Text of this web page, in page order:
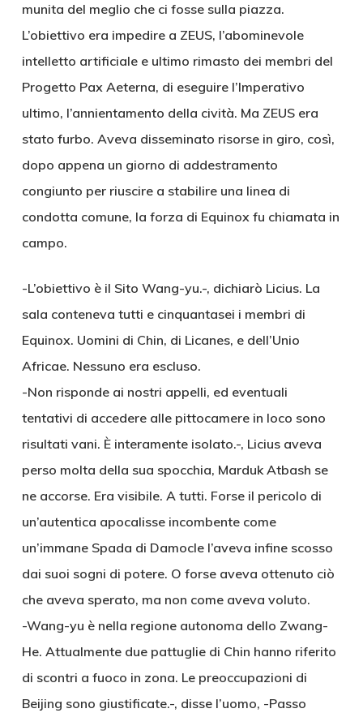
munita del meglio che ci fosse sulla piazza.
L’obiettivo era impedire a ZEUS, l’abominevole
intelletto artificiale e ultimo rimasto dei membri del
Progetto Pax Aeterna, di eseguire l’Imperativo
ultimo, l’annientamento della cività. Ma ZEUS era
stato furbo. Aveva disseminato risorse in giro, così,
dopo appena un giorno di addestramento
congiunto per riuscire a stabilire una linea di
condotta comune, la forza di Equinox fu chiamata in
campo.
-L’obiettivo è il Sito Wang-yu.-, dichiarò Licius. La
sala conteneva tutti e cinquantasei i membri di
Equinox. Uomini di Chin, di Licanes, e dell’Unio
Africae. Nessuno era escluso.
-Non risponde ai nostri appelli, ed eventuali
tentativi di accedere alle pittocamere in loco sono
risultati vani. È interamente isolato.-, Licius aveva
perso molta della sua spocchia, Marduk Atbash se
ne accorse. Era visibile. A tutti. Forse il pericolo di
un’autentica apocalisse incombente come
un’immane Spada di Damocle l’aveva infine scosso
dai suoi sogni di potere. O forse aveva ottenuto ciò
che aveva sperato, ma non come aveva voluto.
-Wang-yu è nella regione autonoma dello Zwang-
He. Attualmente due pattuglie di Chin hanno riferito
di scontri a fuoco in zona. Le preoccupazioni di
Beijing sono giustificate.-, disse l’uomo, -Passo